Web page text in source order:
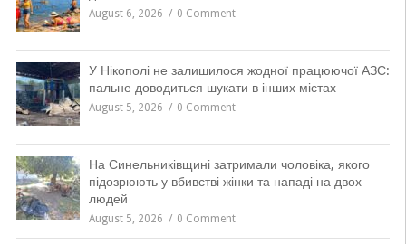
August 6, 2026 0 Comment
У Нікополі не залишилося жодної працюючої АЗС:
пальне доводиться шукати в інших містах
August 5, 2026 0 Comment
На Синельниківщині затримали чоловіка, якого
підозрюють у вбивстві жінки та нападі на двох
людей
August 5, 2026 0 Comment